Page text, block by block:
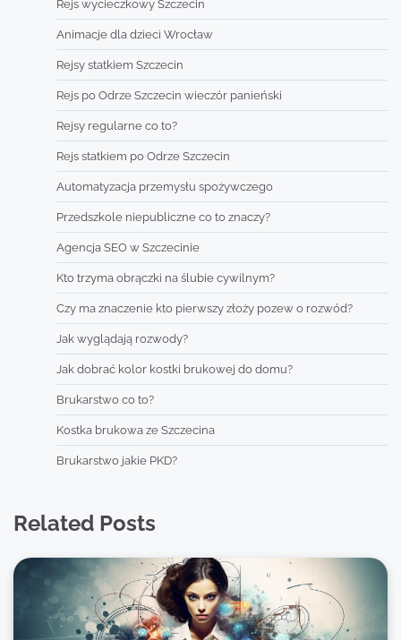
Rejs wycieczkowy Szczecin
Animacje dla dzieci Wrocław
Rejsy statkiem Szczecin
Rejs po Odrze Szczecin wieczór panieński
Rejsy regularne co to?
Rejs statkiem po Odrze Szczecin
Automatyzacja przemysłu spożywczego
Przedszkole niepubliczne co to znaczy?
Agencja SEO w Szczecinie
Kto trzyma obrączki na ślubie cywilnym?
Czy ma znaczenie kto pierwszy złoży pozew o rozwód?
Jak wyglądają rozwody?
Jak dobrać kolor kostki brukowej do domu?
Brukarstwo co to?
Kostka brukowa ze Szczecina
Brukarstwo jakie PKD?
Related Posts